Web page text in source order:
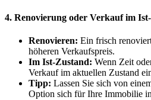
4. Renovierung oder Verkauf im
Renovieren: Ein frisch
höheren Verkaufspreis.
Im Ist-Zustand: Wenn Zeit
Verkauf im aktuellen Zustand
Tipp: Lassen Sie sich von
Option sich für Ihre Immobilie